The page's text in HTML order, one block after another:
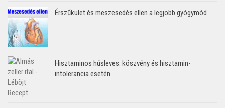
Érszűkület és meszesedés ellen a legjobb gyógymód
Hisztaminos húsleves: köszvény és hisztamin-
intolerancia esetén